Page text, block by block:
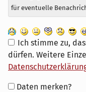
für eventuelle
Ich stimme zu,
dürfen. Weitere
Formular-
Daten merken?